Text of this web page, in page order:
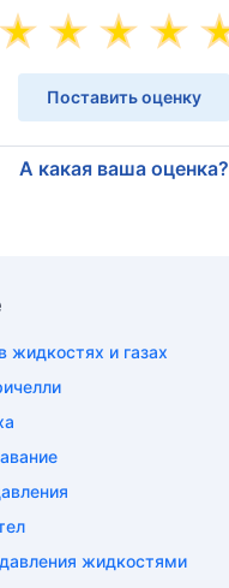
Поставить оценку
А какая ваша оценка?
жидкостях и газах
жидкостями